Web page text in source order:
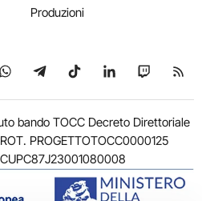
Produzioni
su YouTube
Seguici su WhatsApp
Seguici su Telegram
Seguici su TikTok
Seguici su
Seguici
bando TOCC Decreto Direttoriale
PROGETTOTOCC0000125